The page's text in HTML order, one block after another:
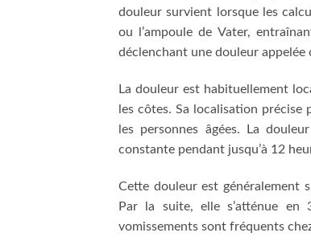
douleur survient lorsque les
ou l’ampoule de Vater,
déclenchant une douleur appelée
La douleur est habituellement
les côtes. Sa localisation
les personnes âgées. La
constante pendant jusqu’à 12
Cette douleur est généralement
Par la suite, elle s’atténue
vomissements sont fréquents